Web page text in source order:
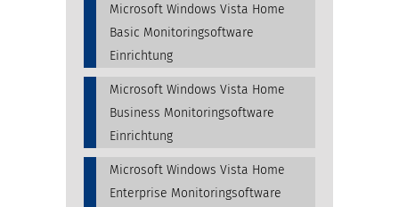
Microsoft Windows Vista Home
Basic Monitoringsoftware
Einrichtung
Microsoft Windows Vista Home
Business Monitoringsoftware
Einrichtung
Microsoft Windows Vista Home
Enterprise Monitoringsoftware